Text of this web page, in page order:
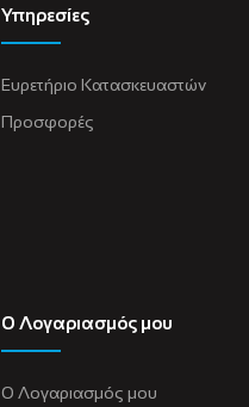
Υπηρεσίες
Ευρετήριο Κατασκευαστών
Προσφορές
Ο Λογαριασμός μου
Ο Λογαριασμός μου